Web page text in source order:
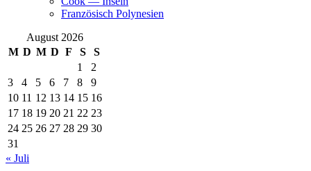
Französisch Polynesien
August 2026
M D M D F S
S
1
2
3
4 5 6 7 8
9
10 11 12 13 14 15 16
17 18 19 20 21 22 23
24 25 26 27 28 29 30
31
« Juli